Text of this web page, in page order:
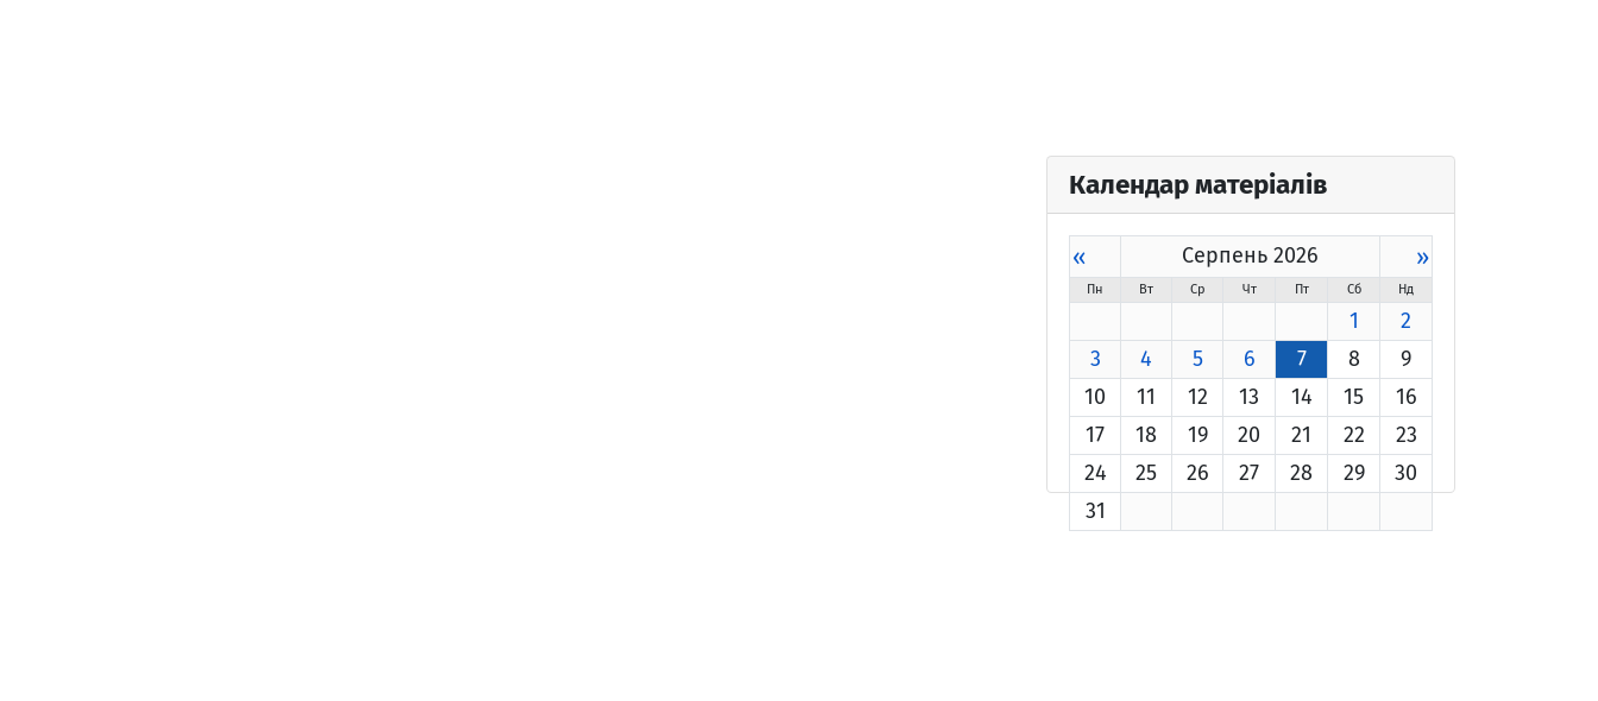
Календар матеріалів
« Серпень 2026 »
Пн Вт Ср Чт Пт Сб Нд
1
2
3
4 5 6 7 8
9
10
11 12 13 14 15
16
17
18 19 20 21 22
23
24
25 26 27 28 29
30
31